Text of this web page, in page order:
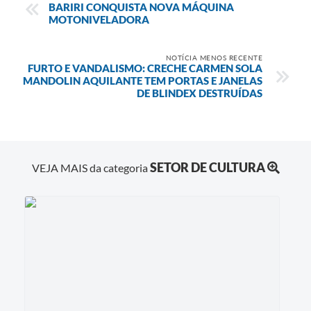
BARIRI CONQUISTA NOVA MÁQUINA
MOTONIVELADORA
NOTÍCIA MENOS RECENTE
FURTO E VANDALISMO: CRECHE CARMEN SOLA
MANDOLIN AQUILANTE TEM PORTAS E JANELAS
DE BLINDEX DESTRUÍDAS
VEJA MAIS da categoriaSETOR DE CULTURA